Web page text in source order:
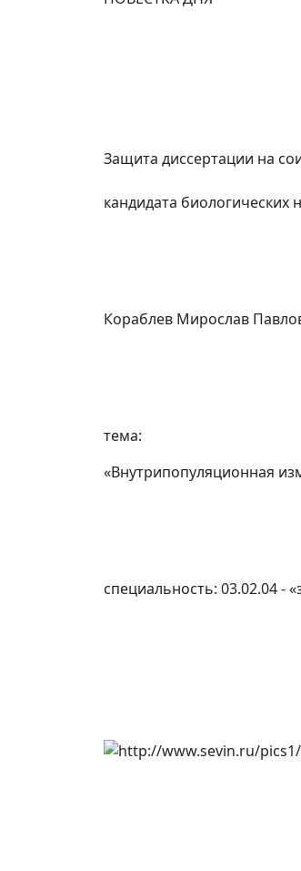
Защита диссертации на
кандидата биологических
Кораблев Мирослав
тема:
«Внутрипопуляционная
специальность: 03.02.04 -